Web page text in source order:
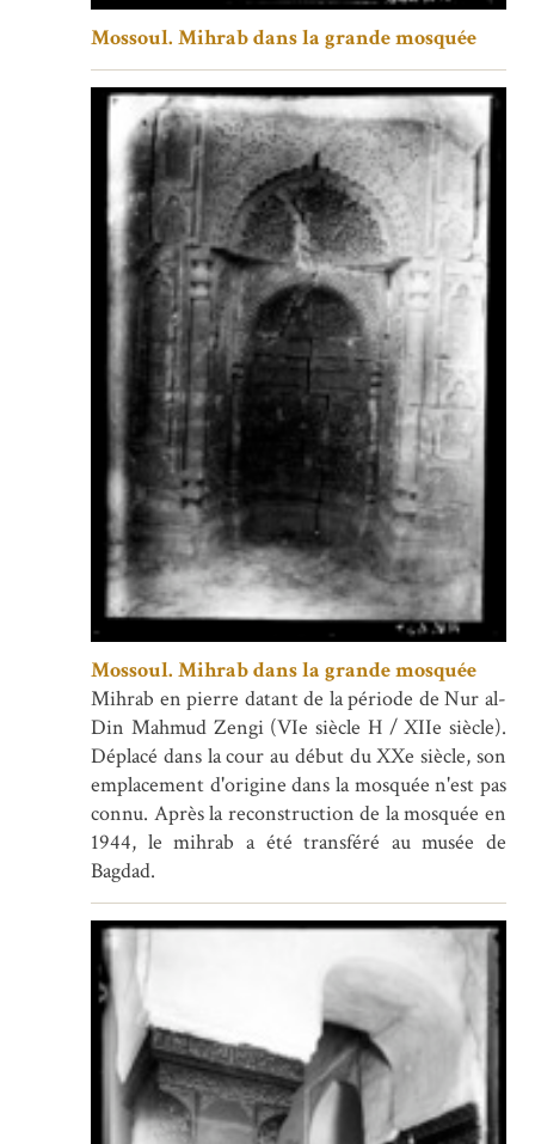
Mossoul. Mihrab dans la grande mosquée
Mossoul. Mihrab dans la grande mosquée
Mihrab en pierre datant de la période de Nur al-
Din Mahmud Zengi (VIe siècle H / XIIe siècle).
Déplacé dans la cour au début du XXe siècle, son
emplacement d'origine dans la mosquée n'est pas
connu. Après la reconstruction de la mosquée en
1944, le mihrab a été transféré au musée de
Bagdad.